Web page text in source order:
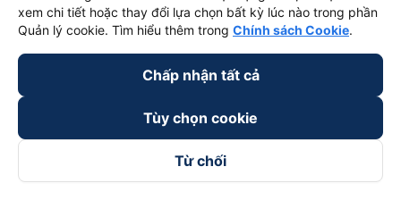
Xe đi Vũng Tàu từ Sài Gòn
Xe đi Nha Trang từ Sài Gòn
Xe đi Sapa từ Hà Nội
Xe đi Hải Phòng từ Hà Nội
Vé tàu Sài Gòn Phan Thiết
Vé tàu Sài Gòn Đà Nẵng
Vé tàu Sài Gòn Hà Nội
Vé tàu Nha Trang Đà
Vé tàu Đà Nẵng Huế
xem chi tiết hoặc thay đổi lựa chọn bất kỳ lúc nào trong phần
Quản lý cookie. Tìm hiểu thêm trong Chính sách Cookie.
Chấp nhận tất cả
Tùy chọn cookie
Từ chối